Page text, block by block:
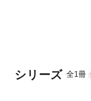
シリーズ 全1冊